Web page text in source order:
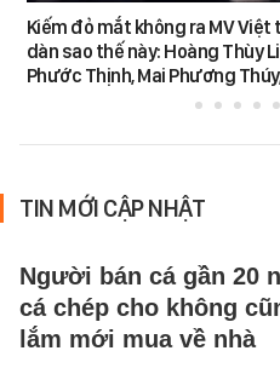
Kiếm đỏ mắt không ra MV Việt
dàn sao thế này: Hoàng Thùy
Phước Thịnh, Mai Phương
TIN MỚI CẬP NHẬT
Người bán cá gần 20
cá chép cho không
lắm mới mua về nhà